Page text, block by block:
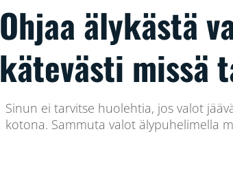
Ohjaa älykästä
kätevästi missä
Sinun ei tarvitse huolehtia, jos valot
kotona. Sammuta valot älypuhelimella